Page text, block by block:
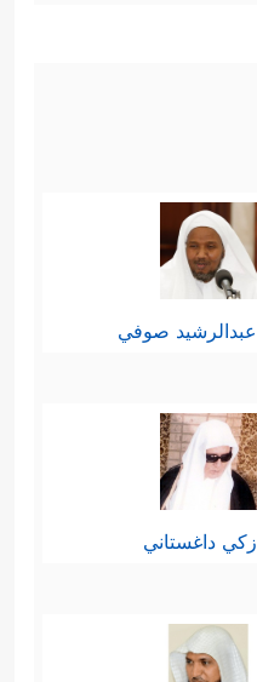
عبدالرشيد صوفي
زكي داغستاني